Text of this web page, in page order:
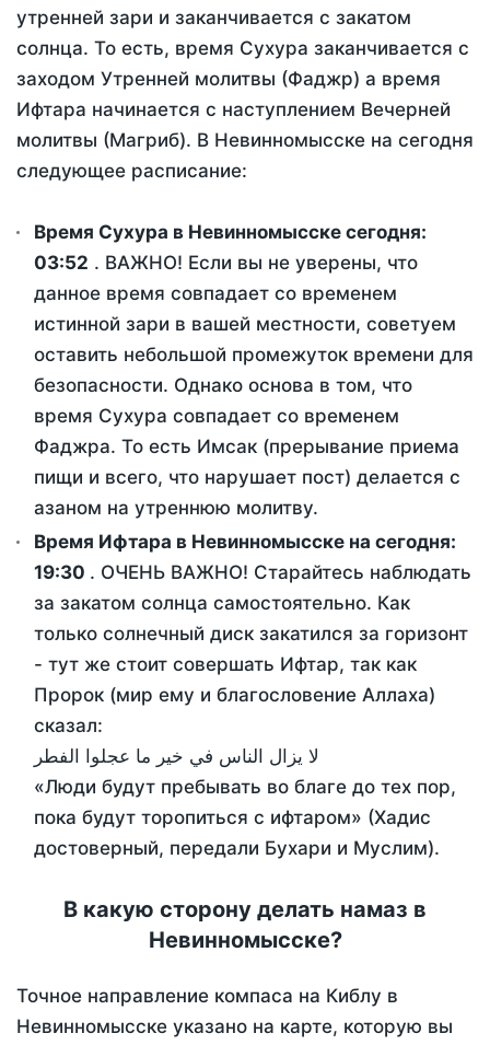
утренней зари и заканчивается с закатом
солнца. То есть, время Сухура заканчивается с
заходом Утренней молитвы (Фаджр) а время
Ифтара начинается с наступлением Вечерней
молитвы (Магриб). В Невинномысске на сегодня
следующее расписание:
Время Сухура в Невинномысске сегодня:
03:52 . ВАЖНО! Если вы не уверены, что
данное время совпадает со временем
истинной зари в вашей местности, советуем
оставить небольшой промежуток времени для
безопасности. Однако основа в том, что
время Сухура совпадает со временем
Фаджра. То есть Имсак (прерывание приема
пищи и всего, что нарушает пост) делается с
азаном на утреннюю молитву.
Время Ифтара в Невинномысске на сегодня:
19:30 . ОЧЕНЬ ВАЖНО! Старайтесь наблюдать
за закатом солнца самостоятельно. Как
только солнечный диск закатился за горизонт
- тут же стоит совершать Ифтар, так как
Пророк (мир ему и благословение Аллаха)
сказал:
لا يزال الناس في خير ما عجلوا الفطر
«Люди будут пребывать во благе до тех пор,
пока будут торопиться с ифтаром» (Хадис
достоверный, передали Бухари и Муслим).
В какую сторону делать намаз в
Невинномысске?
Точное направление компаса на Киблу в
Невинномысске указано на карте, которую вы